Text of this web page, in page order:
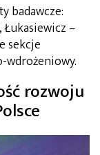
badawcze:
Łukasiewicz –
sekcje
wdrożeniowy.
rozwoju